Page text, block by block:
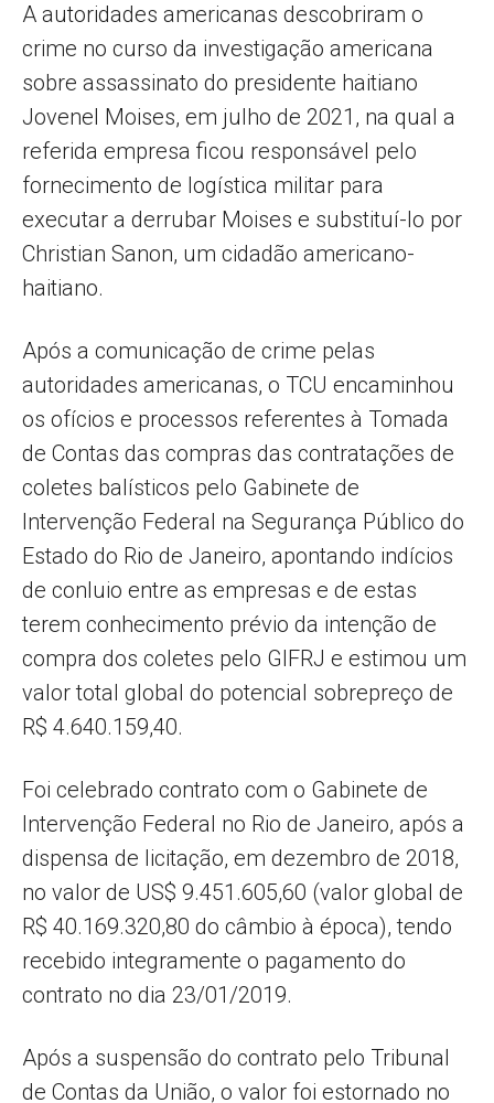
A autoridades americanas descobriram o
crime no curso da investigação americana
sobre assassinato do presidente haitiano
Jovenel Moises, em julho de 2021, na qual a
referida empresa ficou responsável pelo
fornecimento de logística militar para
executar a derrubar Moises e substituí-lo por
Christian Sanon, um cidadão americano-
haitiano.
Após a comunicação de crime pelas
autoridades americanas, o TCU encaminhou
os ofícios e processos referentes à Tomada
de Contas das compras das contratações de
coletes balísticos pelo Gabinete de
Intervenção Federal na Segurança Público do
Estado do Rio de Janeiro, apontando indícios
de conluio entre as empresas e de estas
terem conhecimento prévio da intenção de
compra dos coletes pelo GIFRJ e estimou um
valor total global do potencial sobrepreço de
R$ 4.640.159,40.
Foi celebrado contrato com o Gabinete de
Intervenção Federal no Rio de Janeiro, após a
dispensa de licitação, em dezembro de 2018,
no valor de US$ 9.451.605,60 (valor global de
R$ 40.169.320,80 do câmbio à época), tendo
recebido integramente o pagamento do
contrato no dia 23/01/2019.
Após a suspensão do contrato pelo Tribunal
de Contas da União, o valor foi estornado no